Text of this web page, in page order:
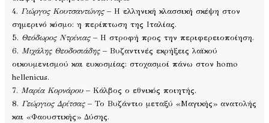
4. Γιώργος Κουτσαντώνης– Η ελληνική κλασσική σκέψη στον
σημερινό κόσμο: η περίπτωση της Ιταλίας.
5. Θεόδωρος Ντρίνιας– Η στροφή προς την περιφερειοποίηση.
6. Μιχάλης Θεοδοσιάδης– Βυζαντινές εκρήξεις λαϊκού
οικουμενισμού και ευκοσμίας: στοχασμοί πάνω στον homo
hellenicus.
7. Μαρία Κορνάρου– Κάλβος ο εθνικός ποιητής.
8. Γεώργιος Δρίτσας– Το Βυζάντιο μεταξύ «Μαγικής» ανατολής
και «Φαουστικής» Δύσης.